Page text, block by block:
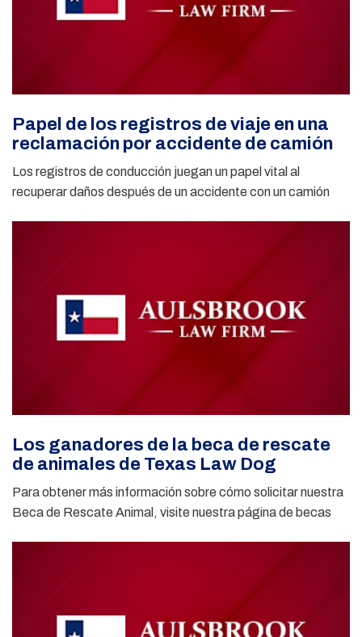
Papel de los registros de viaje en una
reclamación por accidente de camión
Los registros de conducción juegan un papel vital al
recuperar daños después de un accidente con un camión
Los ganadores de la beca de rescate
de animales de Texas Law Dog
Para obtener más información sobre cómo solicitar nuestra
Beca de Rescate Animal, visite nuestra página de becas